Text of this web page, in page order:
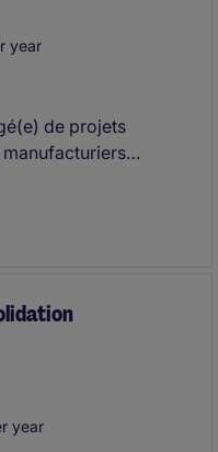
year
de projets
directement à
à la satisfaction client
year